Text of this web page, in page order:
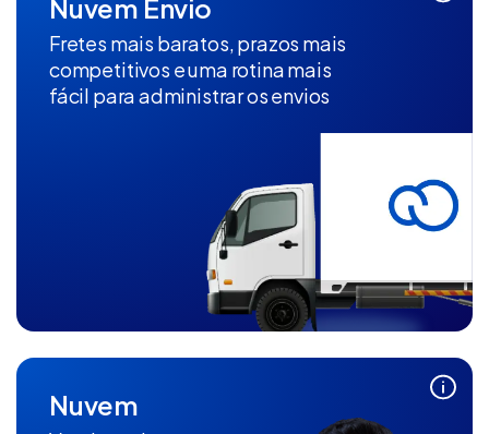
Nuvem Envio
Fretes mais baratos, prazos mais
competitivos e uma rotina mais
fácil para administrar os envios
Nuvem